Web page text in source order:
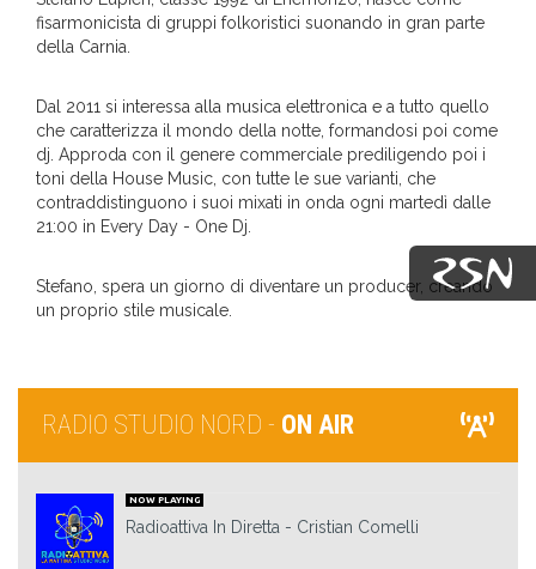
fisarmonicista di gruppi folkoristici suonando in gran parte
della Carnia.
Dal 2011 si interessa alla musica elettronica e a tutto quello
che caratterizza il mondo della notte, formandosi poi come
dj. Approda con il genere commerciale prediligendo poi i
toni della House Music, con tutte le sue varianti, che
contraddistinguono i suoi mixati in onda ogni martedì dalle
21:00 in Every Day - One Dj.
Stefano, spera un giorno di diventare un producer, creando
un proprio stile musicale.
RADIO STUDIO NORD - ON AIR
NOW PLAYING
Radioattiva In Diretta Cristian Comelli